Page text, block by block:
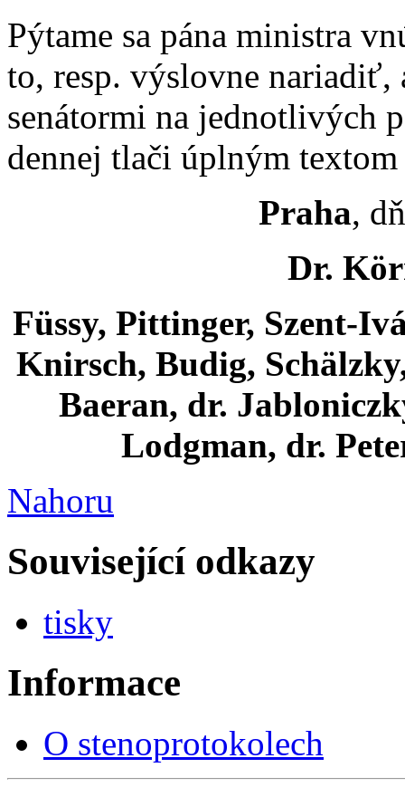
Pýtame sa pána ministra
to, resp. výslovne nariadiť,
senátormi na jednotlivých
dennej tlači úplným
Praha,
Dr.
Füssy, Pittinger, Szent-
Knirsch, Budig,
Baeran, dr.
Lodgman, dr.
Nahoru
Související odkazy
tisky
Informace
O stenoprotokolech